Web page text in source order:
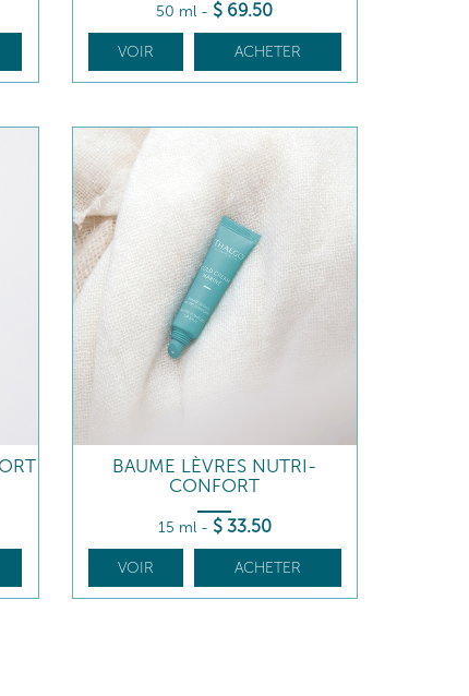
50 ml - $ 69.50
VOIR ACHETER
BAUME LÈVRES NUTRI-
CONFORT
15 ml - $ 33.50
VOIR ACHETER